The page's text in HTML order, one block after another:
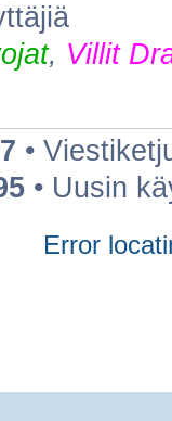
, Villit
•
• Uusin
Error